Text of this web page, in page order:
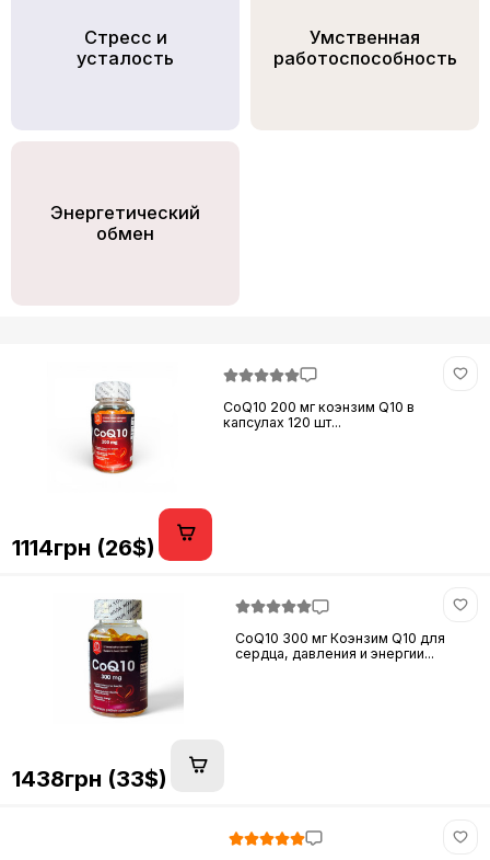
Стресс и
усталость
Умственная
работоспособность
Энергетический
обмен
CoQ10 200 мг коэнзим Q10 в
капсулах 120 шт...
1114грн (26$)
CoQ10 300 мг Коэнзим Q10 для
сердца, давления и энергии...
1438грн (33$)